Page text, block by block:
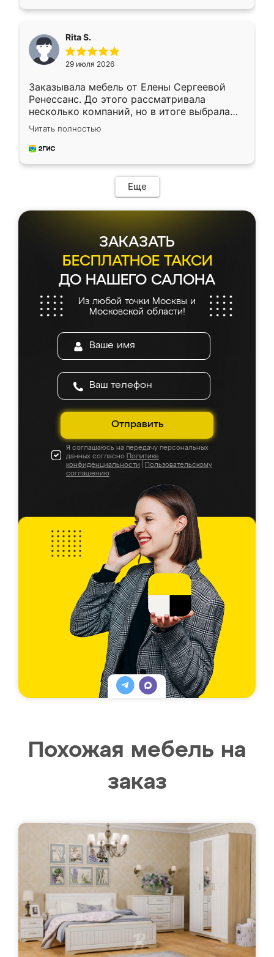
Rita S.
29 июля 2026
Заказывала мебель от Елены Сергеевой
Ренессанс. До этого рассматривала
несколько компаний, но в итоге выбрала
эту. Сначала обговорили условия, потом
приехал замерщик, всё спокойно объяснил
и снял размеры. Изготовили в срок, с
мебель сразу встала на свое место без
каких-либо доработок. Качеством осталась
довольна, все выглядит так, как и ожидала.
Читать полностью
Еще
ЗАКАЗАТЬ
БЕСПЛАТНОЕ ТАКСИ
ДО НАШЕГО САЛОНА
Из любой точки Москвы и
Московской области!
Отправить
Я соглашаюсь на передачу персональных
данных согласно Политике
конфиденциальности
Пользовательскому
соглашению
Похожая мебель на
заказ